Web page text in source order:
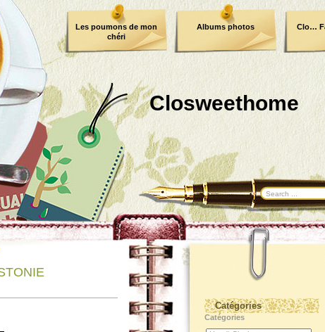
Closweethome
Les poumons de mon
chéri
Albums photos Clo…
Catégories
Catégories